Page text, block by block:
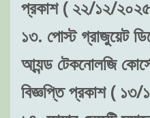
প্রকাশ ( ২২/১২/
১৩. পোস্ট গ্রাজুয়েট
আ্যন্ড টেকনোলজি
বিজ্ঞপ্তি প্রকাশ (